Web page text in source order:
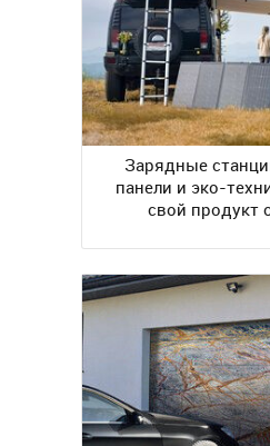
Зарядные
панели и эко-
свой продукт